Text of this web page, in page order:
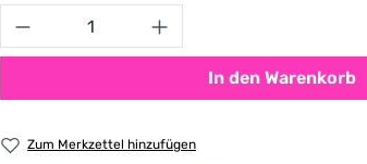
Produkt Anzahl: Gib den
In den Warenkorb
Zum Merkzettel hinzufügen